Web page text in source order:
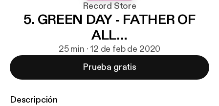
Record Store
5. GREEN DAY - FATHER OF
ALL...
25 min · 12 de feb de 2020
Prueba gratis
Descripción